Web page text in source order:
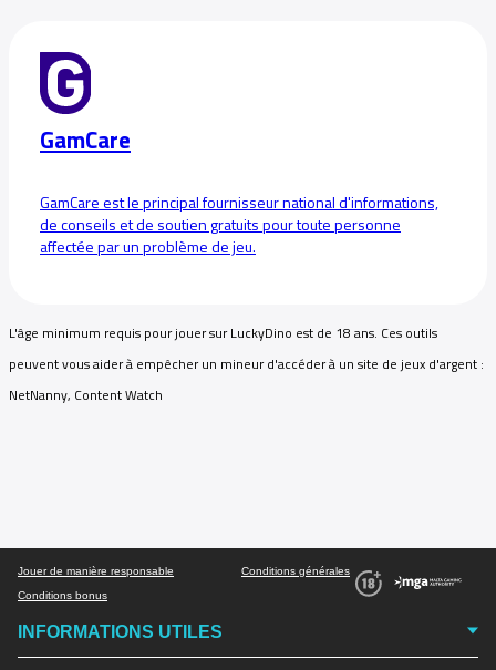
GamCare
GamCare est le principal fournisseur national d'informations,
de conseils et de soutien gratuits pour toute personne
affectée par un problème de jeu.
L'âge minimum requis pour jouer sur LuckyDino est de 18 ans. Ces outils
peuvent vous aider à empêcher un mineur d'accéder à un site de jeux d'argent :
NetNanny, Content Watch
Jouer de manière responsable
Conditions générales
Conditions bonus
INFORMATIONS UTILES